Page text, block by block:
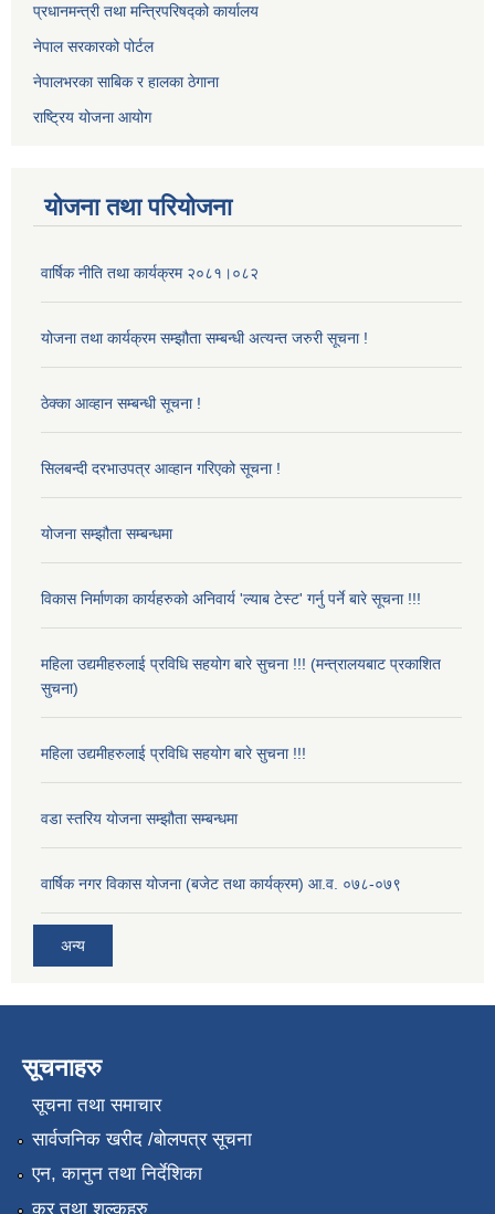
प्रधानमन्त्री तथा मन्त्रिपरिषद्को कार्यालय
नेपाल सरकारको पोर्टल
नेपालभरका साबिक र हालका ठेगाना
राष्ट्रिय योजना आयोग
योजना तथा परियोजना
वार्षिक नीति तथा कार्यक्रम २०८१।०८२
योजना तथा कार्यक्रम सम्झौता सम्बन्धी अत्यन्त जरुरी सूचना !
ठेक्का आव्हान सम्बन्धी सूचना !
सिलबन्दी दरभाउपत्र आव्हान गरिएको सूचना !
योजना सम्झौता सम्बन्धमा
विकास निर्माणका कार्यहरुको अनिवार्य 'ल्याब टेस्ट' गर्नु पर्ने बारे सूचना !!!
महिला उद्यमीहरुलाई प्रविधि सहयोग बारे सुचना !!! (मन्त्रालयबाट प्रकाशित
सुचना)
महिला उद्यमीहरुलाई प्रविधि सहयोग बारे सुचना !!!
वडा स्तरिय योजना सम्झौता सम्बन्धमा
वार्षिक नगर विकास योजना (बजेट तथा कार्यक्रम) आ.व. ०७८-०७९
अन्य
सूचनाहरु
सूचना तथा समाचार
सार्वजनिक खरीद /बोलपत्र सूचना
एन, कानुन तथा निर्देशिका
कर तथा शुल्कहरु